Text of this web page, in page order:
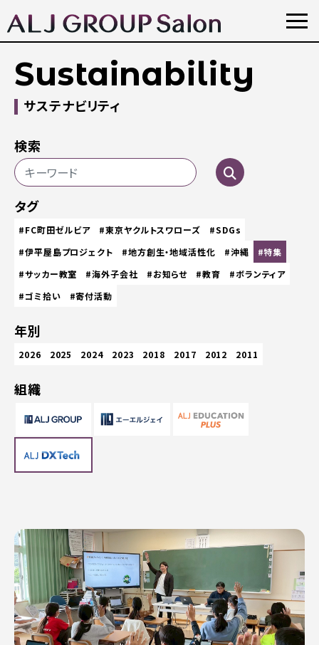
Sustainability
サステナビリティ
検索
タグ
#FC町田ゼルビア #東京ヤクルトスワローズ
#SDGs
#伊平屋島プロジェクト
#地方創生・地域活性化 #沖縄
#特集
#サッカー教室
#海外子会社 #お知らせ #教育
#ボランティア
#ゴミ拾い
#寄付活動
年別
2026 2025 2024 2023 2018 2017 2012 2011
組織